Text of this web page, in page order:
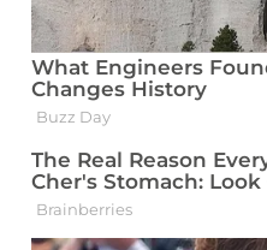
completo-em-
Acesso em: 05/04/
LORENZI, T. F. et
Hematologia:
Paulo: Editora
MCDONALD, G.
CRUICKSHANK,